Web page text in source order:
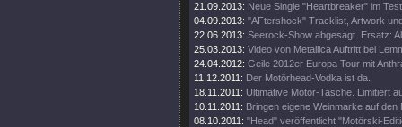
21.09.2013: Neue Single "Heartbreaker" im
04.09.2013: "AFtershock" Tracklist, Artwork
22.06.2013: Seerock-Show abgesagt. Ersatz:
25.03.2013: Video von Metallica Auftritt bei
24.04.2012: Geile 2012er Europa Tour mit
11.12.2011: Der Motörhead-Vodka ist da.
18.11.2011: Ultimative Motör-Tasche. Limitiert
10.11.2011: Bringen eigene Weinmarke auf den
08.10.2011: "Head" veröffentlicht "Motörski-